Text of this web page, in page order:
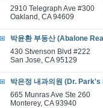
2910 Telegraph Ave #300
Oakland, CA 94609
박윤환 부동산 (Abalone
430 Stvenson Blvd #222
San Jose, CA 95129
박은정 내과의원 (Dr.
665 Munras Ave Ste 260
Monterey, CA 93940